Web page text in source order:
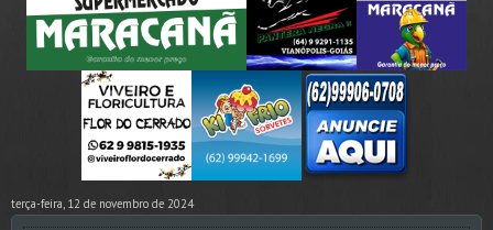
terça-feira, 12 de novembro de 2024